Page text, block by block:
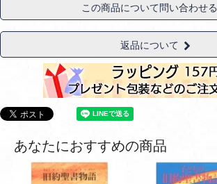
この商品について問い合わせる
返品について
あなたにおすすめの商品